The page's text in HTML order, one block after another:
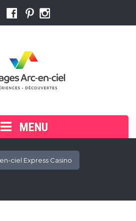
MENU
voyage
ciel Express Casino